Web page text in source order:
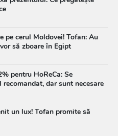
pe cerul Moldovei! Tofan: Au
să zboare în Egipt
pentru HoReCa: Se
dar sunt necesare
un lux! Tofan promite să